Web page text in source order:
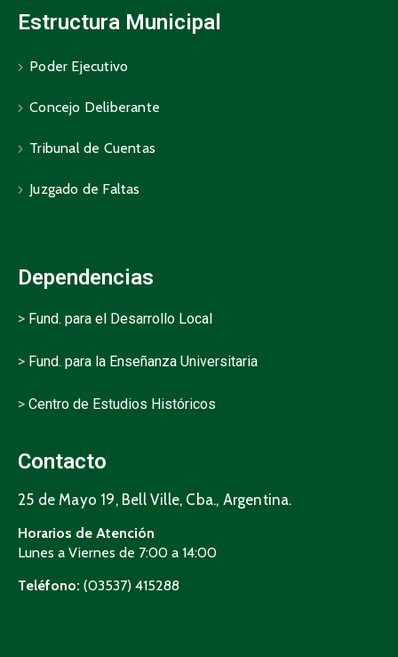
Estructura Municipal
Poder Ejecutivo
Concejo Deliberante
Tribunal de Cuentas
Juzgado de Faltas
Dependencias
> Fund. para el Desarrollo Local
> Fund. para la Enseñanza Universitaria
> Centro de Estudios Históricos
Contacto
25 de Mayo 19, Bell Ville, Cba., Argentina.
Horarios de Atención
Lunes a Viernes de 7:00 a 14:00
Teléfono: (03537) 415288